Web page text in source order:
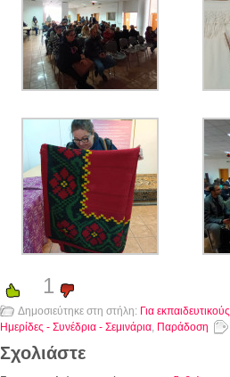
1
Δημοσιεύτηκε στη στήλη: Για εκπαιδευτικούς
Ημερίδες - Συνέδρια - Σεμινάρια, Παράδοση
Σχολιάστε